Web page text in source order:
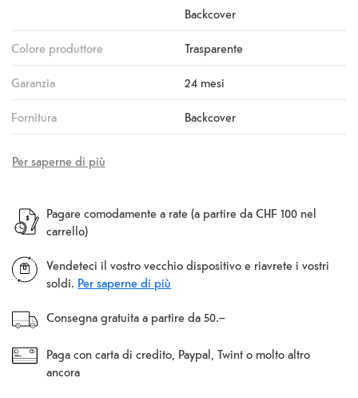
Backcover
Colore produttore Trasparente
Garanzia 24 mesi
Fornitura Backcover
Per saperne di più
Pagare comodamente a rate (a partire da CHF 100 nel
carrello)
Vendeteci il vostro vecchio dispositivo e riavrete i vostri
soldi. Per saperne di più
Consegna gratuita a partire da 50.–
Paga con carta di credito, Paypal, Twint o molto altro
ancora